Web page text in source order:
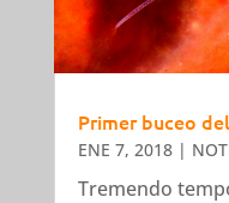
Primer buceo
ENE 7, 2018|
Tremendo